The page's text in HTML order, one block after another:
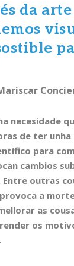
da arte
necesidade
de ter
para
cambios
Entre outras
a
as
os